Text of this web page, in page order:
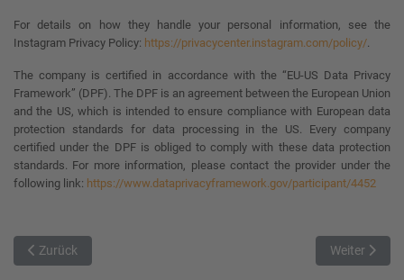
For details on how they handle your personal information, see the
Instagram Privacy Policy: https://privacycenter.instagram.com/policy/.
The company is certified in accordance with the “EU-US Data Privacy
Framework” (DPF). The DPF is an agreement between the European Union
and the US, which is intended to ensure compliance with European data
protection standards for data processing in the US. Every company
certified under the DPF is obliged to comply with these data protection
standards. For more information, please contact the provider under the
following link: https://www.dataprivacyframework.gov/participant/4452
Vorheriger Beitrag: Aktuelle Ausschreibung mit Anlagen und
Zurück Nächster
Weiter